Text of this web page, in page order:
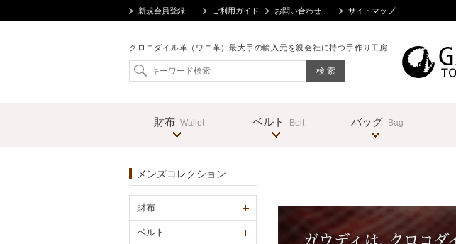
新規会員登録 ご利用ガイド お問い合わせ サイトマップ
クロコダイル革（ワニ革）最大手の輸入元を親会社に持つ手作り工房
財布 Wallet ベルト Belt バッグ Bag
メンズコレクション
財布
ベルト